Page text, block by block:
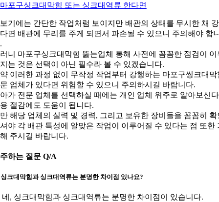
기에는 간단한 작업처럼 보이지만 배관의 상태를 무시한 채
면 배관에 무리를 주게 되면서 파손될 수 있으니 주의해야 합
니 마포구싱크대막힘 뚫는업체 통해 사전에 꼼꼼한 점검이 이
는 것은 선택이 아닌 필수라 볼 수 있겠습니다.
이러한 과정 없이 무작정 작업부터 강행하는 마포구씽크대막
업체가 있다면 위험할 수 있으니 주의하시길 바랍니다.
가 전문 업체를 선택하실 때에는 개인 업체 위주로 알아보신
절감에도 도움이 됩니다.
해당 업체의 실력 및 경력, 그리고 보유한 장비들을 꼼꼼히 확
야 각 배관 특성에 알맞은 작업이 이루어질 수 있다는 점 또한
주시길 바랍니다.
하는 질문 Q/A
크대막힘과 싱크대역류는 분명한 차이점 있나요?
네, 싱크대막힘과 싱크대역류는 분명한 차이점이 있습니다.